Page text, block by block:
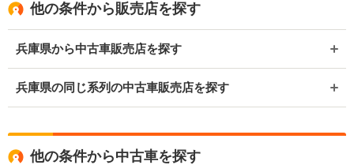
他の条件から販売店を探す
兵庫県から中古車販売店を探す
兵庫県の同じ系列の中古車販売店を探す
他の条件から中古車を探す